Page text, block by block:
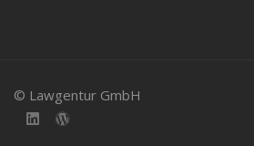
© Lawgentur GmbH